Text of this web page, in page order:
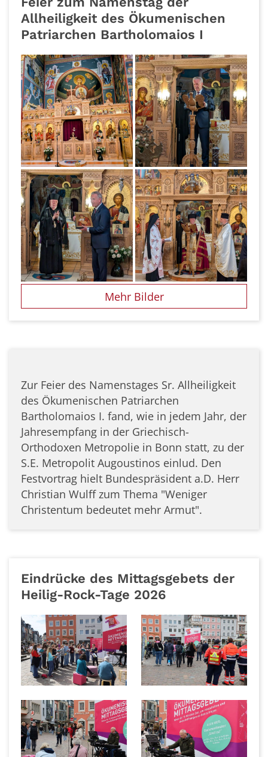
Allheiligkeit des Ökumenischen
Patriarchen Bartholomaios I
Mehr Bilder
Zur Feier des Namenstages Sr. Allheiligkeit
des Ökumenischen Patriarchen
Bartholomaios I. fand, wie in jedem Jahr, der
Jahresempfang in der Griechisch-
Orthodoxen Metropolie in Bonn statt, zu der
S.E. Metropolit Augoustinos einlud. Den
Festvortrag hielt Bundespräsident a.D. Herr
Christian Wulff zum Thema "Weniger
Christentum bedeutet mehr Armut".
Eindrücke des Mittagsgebets der
Heilig-Rock-Tage 2026